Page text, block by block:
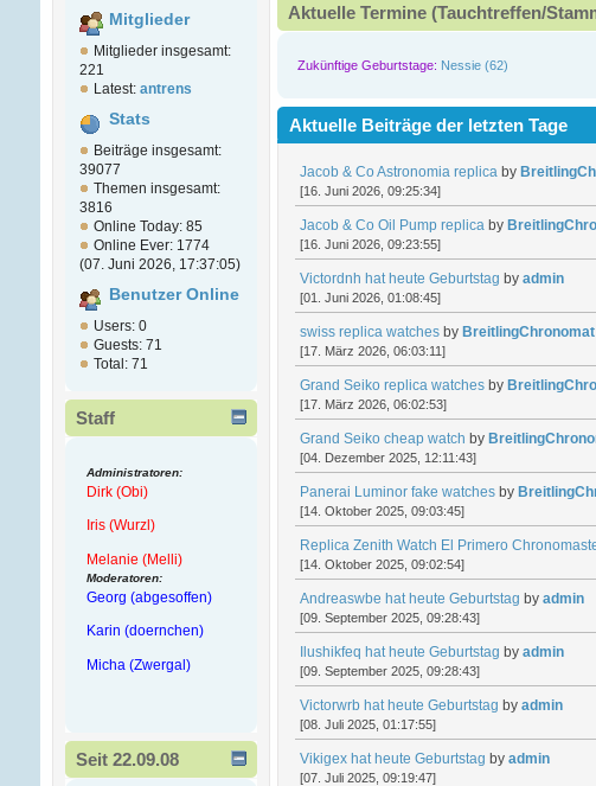
Mitglieder
Mitglieder insgesamt:
221
Latest: antrens
Stats
Beiträge insgesamt:
39077
Themen insgesamt:
3816
Online Today: 85
Online Ever: 1774
(07. Juni 2026, 17:37:05)
Benutzer Online
Users: 0
Guests: 71
Total: 71
Staff
Administratoren:
Dirk (Obi)
Iris (Wurzl)
Melanie (Melli)
Moderatoren:
Georg (abgesoffen)
Karin (doernchen)
Micha (Zwergal)
Seit 22.09.08
Aktuelle Termine (Tauchtreffen/
Zukünftige Geburtstage: Nessie (62)
Aktuelle Beiträge der letzten Tage
Jacob & Co Astronomia replicaby
[16. Juni 2026, 09:25:34]
Jacob & Co Oil Pump replicaby
[16. Juni 2026, 09:23:55]
Victordnh hat heute Geburtstag by admin
[01. Juni 2026, 01:08:45]
swiss replica watchesby BreitlingChronomat
[17. März 2026, 06:03:11]
Grand Seiko replica watchesby
[17. März 2026, 06:02:53]
Grand Seiko cheap watch by
[04. Dezember 2025, 12:11:43]
Panerai Luminor fake watchesby
[14. Oktober 2025, 09:03:45]
Replica Zenith Watch El Primero
[14. Oktober 2025, 09:02:54]
Andreaswbe hat heute Geburtstag by admin
[09. September 2025, 09:28:43]
Ilushikfeq hat heute Geburtstag by admin
[09. September 2025, 09:28:43]
Victorwrb hat heute Geburtstag by admin
[08. Juli 2025, 01:17:55]
Vikigex hat heute Geburtstag by admin
[07. Juli 2025, 09:19:47]